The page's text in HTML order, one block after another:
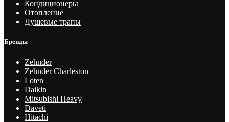
Кондиционеры
Отопление
Душевые трапы
Бренды
Zehnder
Zehnder Charleston
Loten
Daikin
Mitsubishi Heavy
Daveti
Hitachi